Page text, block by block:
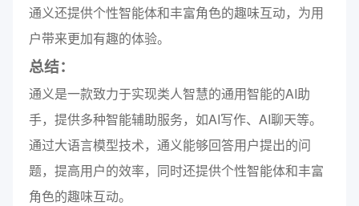
通义还提供个性智能体和丰富角色的趣味互动，为用
户带来更加有趣的体验。
总结：
通义是一款致力于实现类人智慧的通用智能的AI助
手，提供多种智能辅助服务，如AI写作、AI聊天等。
通过大语言模型技术，通义能够回答用户提出的问
题，提高用户的效率，同时还提供个性智能体和丰富
角色的趣味互动。